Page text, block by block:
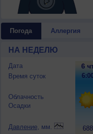
Погода Аллергия
НА НЕДЕЛЮ
Дата
Время суток
Облачность
Осадки
Давление, мм.
6
688